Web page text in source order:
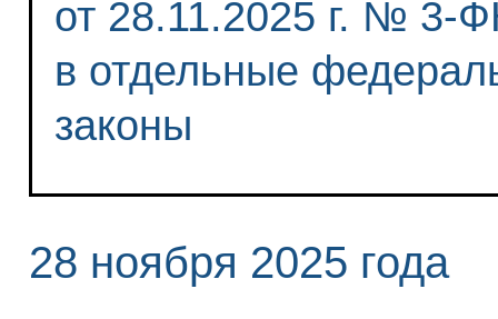
от 28.11.2025 г. № 3-
в отдельные
законы
28 ноября 2025 года